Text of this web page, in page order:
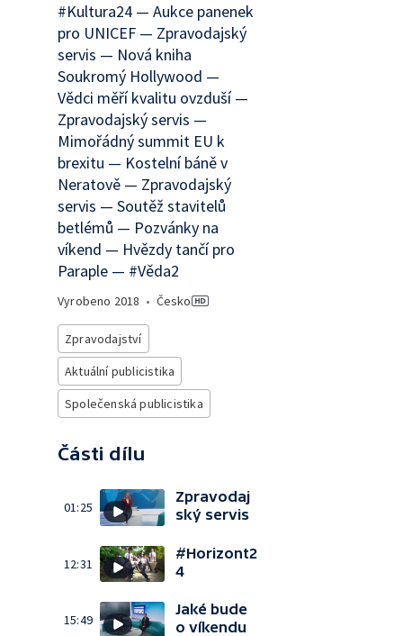
#Kultura24 — Aukce panenek
pro UNICEF — Zpravodajský
servis — Nová kniha
Soukromý Hollywood —
Vědci měří kvalitu ovzduší —
Zpravodajský servis —
Mimořádný summit EU k
brexitu — Kostelní báně v
Neratově — Zpravodajský
servis — Soutěž stavitelů
betlémů — Pozvánky na
víkend — Hvězdy tančí pro
Paraple — #Věda2
Vyrobeno 2018 • Česko
Zpravodajství
Aktuální publicistika
Společenská publicistika
Části dílu
01:25
Zpravodaj
ský servis
12:31
#Horizont2
4
15:49
Jaké bude
o víkendu